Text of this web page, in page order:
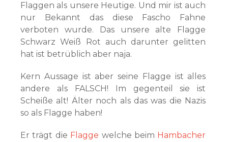
Flaggen als unsere Heutige. Und mir ist auch
nur Bekannt das diese Fascho Fahne
verboten wurde. Das unsere alte Flagge
Schwarz Weiß Rot auch darunter gelitten
hat ist betrüblich aber naja.
Kern Aussage ist aber seine Flagge ist alles
andere als FALSCH! Im gegenteil sie ist
Scheiße alt! Älter noch als das was die Nazis
so als Flagge haben!
Er trägt die Flagge welche beim Hambacher